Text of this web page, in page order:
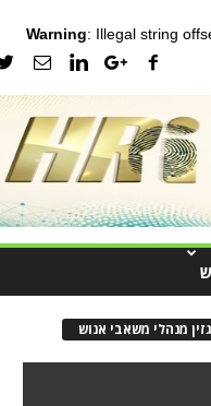
Warning: Illegal string
מנהלי משאבי אנוש